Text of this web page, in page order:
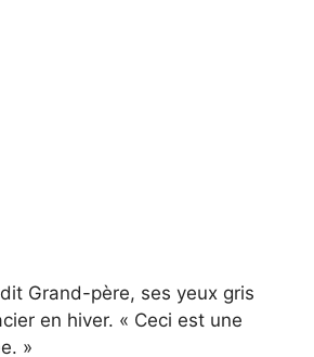
Grand-père, ses yeux gris
en hiver. « Ceci est une
»